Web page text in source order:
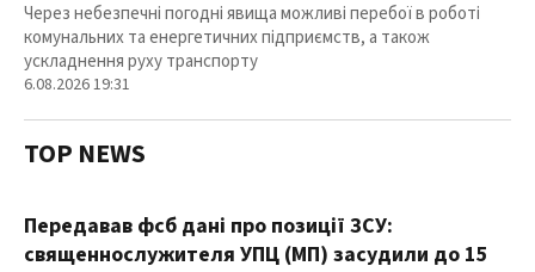
Через небезпечні погодні явища можливі перебої в роботі
комунальних та енергетичних підприємств, а також
ускладнення руху транспорту
6.08.2026 19:31
TOP NEWS
Передавав фсб дані про позиції ЗСУ:
священнослужителя УПЦ (МП) засудили до 15